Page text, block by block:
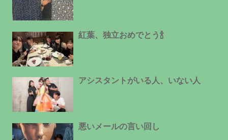
紅葉、独立おめでとう🍾
アシスタントがいる人、いない人
悪いメールの言い回し